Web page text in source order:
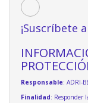
¡Suscríbete
Responsable: ADRI-
Finalidad: Responder